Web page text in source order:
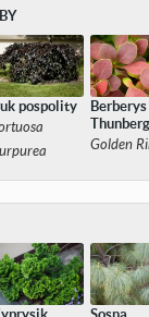
pospolity
Berberys
Golden
Sosna